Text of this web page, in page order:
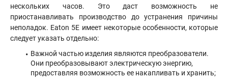
нескольких часов. Это даст возможность не
приостанавливать производство до устранения причины
неполадок. Eaton 5E имеет некоторые особенности, которые
следует указать отдельно:
Важной частью изделия являются преобразователи.
Они преобразовывают электрическую энергию,
предоставляя возможность ее накапливать и хранить;